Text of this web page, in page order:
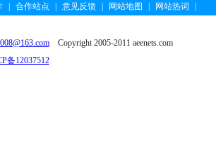
| 合作站点 | 意见反馈 | 网站地图 | 网站热词 |
Copyright 2005-2011 aeenets.com
备12037512